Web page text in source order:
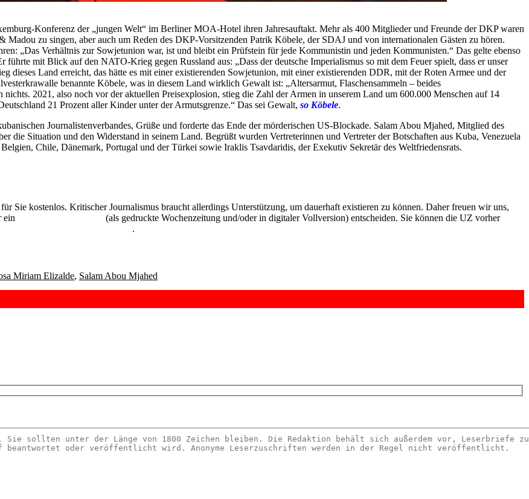
Konferenz der „jungen Welt“ im Berliner MOA-Hotel ihren Jahresauftakt. Mehr als 400 Mitglieder und Freunde der DKP waren
zu singen, aber auch um Reden des DKP-Vorsitzenden Patrik Köbele, der SDAJ und von internationalen Gästen zu hören.
„Das Verhältnis zur Sowjetunion war, ist und bleibt ein Prüfstein für jede Kommunistin und jeden Kommunisten.“ Das gelte ebenso
mit Blick auf den NATO-Krieg gegen Russland aus: „Dass der deutsche Imperialismus so mit dem Feuer spielt, dass er unser
dieses Land erreicht, das hätte es mit einer existierenden Sowjetunion, mit einer existierenden DDR, mit der Roten Armee und der
benannte Köbele, was in diesem Land wirklich Gewalt ist: „Altersarmut, Flaschensammeln – beides
2021, also noch vor der aktuellen Preisexplosion, stieg die Zahl der Armen in unserem Land um 600.000 Menschen auf 14
21 Prozent aller Kinder unter der Armutsgrenze.“ Das sei Gewalt, so Köbele.
Journalistenverbandes, Grüße und forderte das Ende der mörderischen US-Blockade. Salam Abou Mjahed, Mitglied des
die Situation und den Widerstand in seinem Land. Begrüßt wurden Vertreterinnen und Vertreter der Botschaften aus Kuba, Venezuela
Chile, Dänemark, Portugal und der Türkei sowie Iraklis Tsavdaridis, der Exekutiv Sekretär des Weltfriedensrats.
Sie kostenlos. Kritischer Journalismus braucht allerdings Unterstützung, um dauerhaft existieren zu können. Daher freuen wir uns,
ein
(als gedruckte Wochenzeitung und/oder in digitaler Vollversion) entscheiden. Sie können die UZ vorher
.
Miriam Elizalde, Salam Abou Mjahed